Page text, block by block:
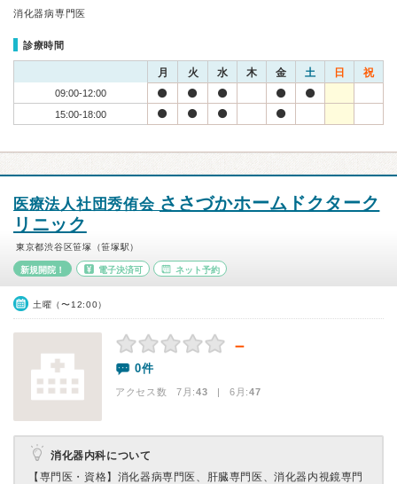
消化器病専門医
診療時間
月 火 水 木 金 土 日 祝
09:00-12:00
15:00-18:00
医療法人社団秀侑会 ささづかホームドクターク
リニック
東京都渋谷区笹塚（笹塚駅）
新規開院！ 電子決済可 ネット予約
土曜（〜12:00）
－
0件
アクセス数 7月:43 | 6月:47
消化器内科について
【専門医・資格】 消化器病専門医、肝臓専門医、消化器内視鏡専門